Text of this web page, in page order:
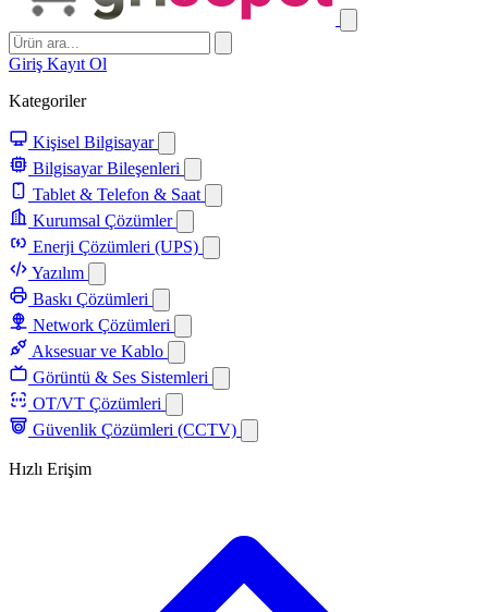
Giriş Kayıt Ol
Kategoriler
Kişisel Bilgisayar
Bilgisayar Bileşenleri
Tablet & Telefon & Saat
Kurumsal Çözümler
Enerji Çözümleri (UPS)
Yazılım
Baskı Çözümleri
Network Çözümleri
Aksesuar ve Kablo
Görüntü & Ses Sistemleri
OT/VT Çözümleri
Güvenlik Çözümleri (CCTV)
Hızlı Erişim